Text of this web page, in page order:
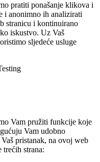
pratiti ponašanje klikova i
i anonimno ih analizirati
stranicu i kontinuirano
iskustvo. Uz Vaš
sljedeće usluge
Vam pružiti funkcije koje
Vam udobno
pristanak, na ovoj web
trećih strana: